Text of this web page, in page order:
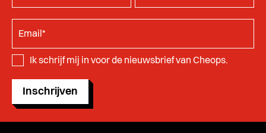
Ik schrijf mij in voor de nieuwsbrief van Cheops.
Inschrijven